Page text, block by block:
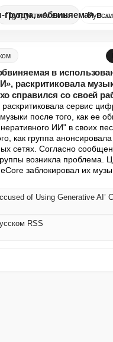
ПродуктыАгенты Метал-группа, «обвиняемая в ис...
в
раскритиковала
справился со своей
сервис
после того, как ее
ИИ" в своих
как группа
сетях. Согласно
возникла проблема.
заблокировал их
RSS